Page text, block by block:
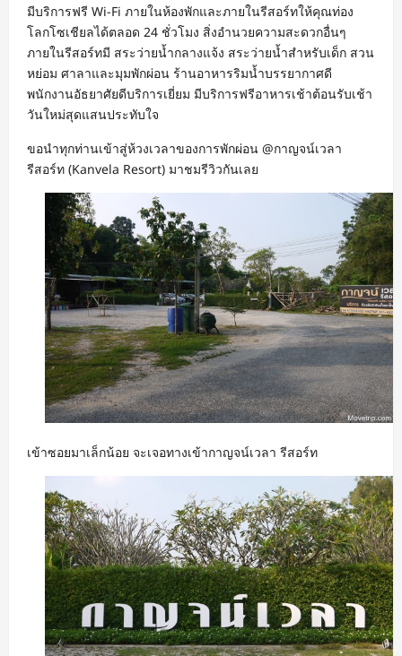
มีบริการฟรี Wi-Fi ภายในห้องพักและภายในรีสอร์ทให้คุณท่อง
โลกโซเชียลได้ตลอด 24 ชั่วโมง สิ่งอำนวยความสะดวกอื่นๆ
ภายในรีสอร์ทมี สระว่ายน้ำกลางแจ้ง สระว่ายน้ำสำหรับเด็ก สวน
หย่อม ศาลาและมุมพักผ่อน ร้านอาหารริมน้ำบรรยากาศดี
พนักงานอัธยาศัยดีบริการเยี่ยม มีบริการฟรีอาหารเช้าต้อนรับเช้า
วันใหม่สุดแสนประทับใจ
ขอนำทุกท่านเข้าสู่ห้วงเวลาของการพักผ่อน @กาญจน์เวลา
รีสอร์ท (Kanvela Resort) มาชมรีวิวกันเลย
เข้าซอยมาเล็กน้อย จะเจอทางเข้ากาญจน์เวลา รีสอร์ท